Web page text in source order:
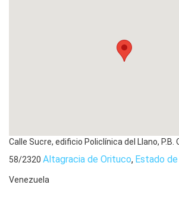
Calle Sucre, edificio Policlínica del Llano, P.B.
58/2320 Altagracia de Orituco, Estado
Venezuela